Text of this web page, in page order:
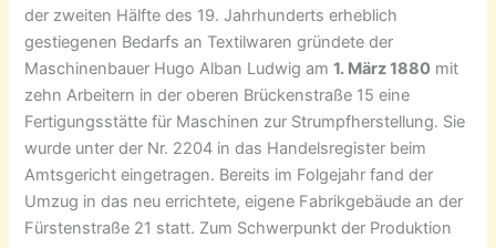
der zweiten Hälfte des 19. Jahrhunderts erheblich
gestiegenen Bedarfs an Textilwaren gründete der
Maschinenbauer Hugo Alban Ludwig am1. März 1880 mit
zehn Arbeitern in der oberen Brückenstraße 15 eine
Fertigungsstätte für Maschinen zur Strumpfherstellung. Sie
wurde unter der Nr. 2204 in das Handelsregister beim
Amtsgericht eingetragen. Bereits im Folgejahr fand der
Umzug in das neu errichtete, eigene Fabrikgebäude an der
Fürstenstraße 21 statt. Zum Schwerpunkt der Produktion